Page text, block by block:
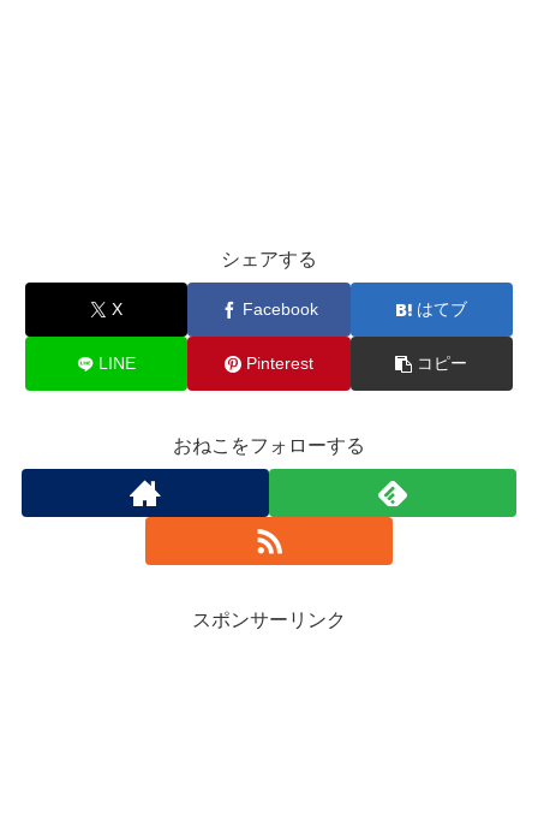
シェアする
X Facebook はてブ
LINE Pinterest コピー
おねこをフォローする
スポンサーリンク